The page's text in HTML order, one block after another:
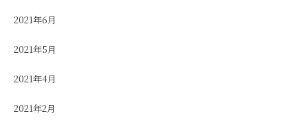
2021年6月
2021年5月
2021年4月
2021年2月